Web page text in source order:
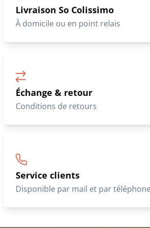
Livraison So Colissimo
À domicile ou en point relais
Échange & retour
Conditions de retours
Service clients
Disponible par mail et par